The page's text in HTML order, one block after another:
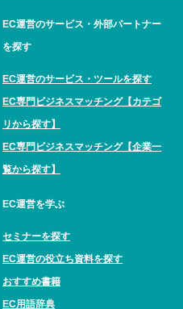
EC運営のサービス・外部パートナー
を探す
EC運営のサービス・ツールを探す
EC専門ビジネスマッチング【カテゴ
リから探す】
EC専門ビジネスマッチング【企業一
覧から探す】
EC運営を学ぶ
セミナーを探す
EC運営の役立ち資料を探す
おすすめ書籍
EC用語辞典